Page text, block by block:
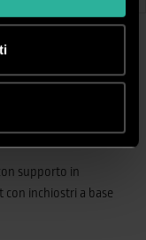
con supporto in
con inchiostri a base